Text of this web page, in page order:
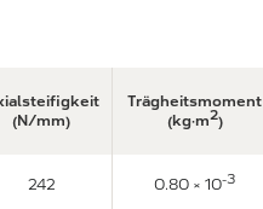
(N/mm)
Trägheitsmoment
(kg·m2)
242 0.80 × 10-3